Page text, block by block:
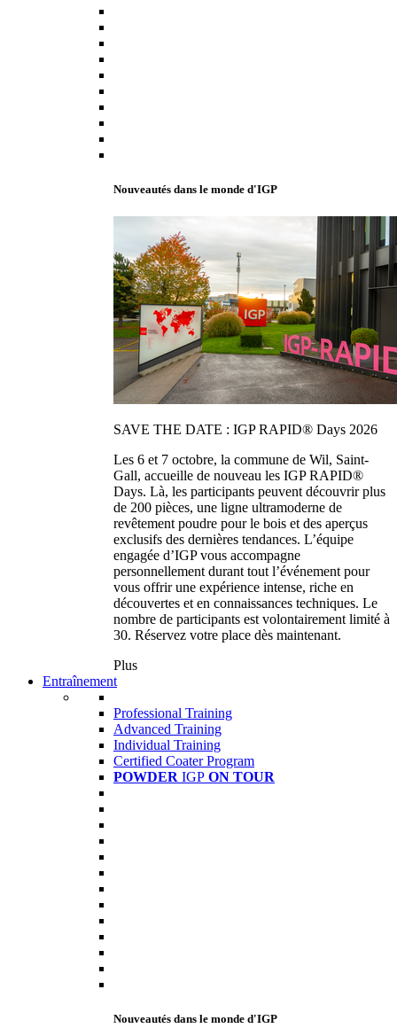
Nouveautés dans le monde d'IGP
SAVE THE DATE : IGP RAPID® Days 2026
Les 6 et 7 octobre, la commune de Wil, Saint-
Gall, accueille de nouveau les IGP RAPID®
Days. Là, les participants peuvent découvrir plus
de 200 pièces, une ligne ultramoderne de
revêtement poudre pour le bois et des aperçus
exclusifs des dernières tendances. L’équipe
engagée d’IGP vous accompagne
personnellement durant tout l’événement pour
vous offrir une expérience intense, riche en
découvertes et en connaissances techniques. Le
nombre de participants est volontairement limité à
30. Réservez votre place dès maintenant.
Plus
Entraînement
Professional Training
Advanced Training
Individual Training
Certified Coater Program
POWDER IGP ON TOUR
Nouveautés dans le monde d'IGP